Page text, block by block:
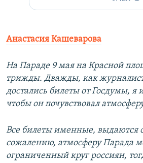
Анастасия Кашеварова
На Параде 9 мая на Красной
трижды. Дважды, как
достались билеты от Госдумы, я
чтобы он почувствовал
Все билеты именные, выдаются
сожалению, атмосферу Парада
ограниченный круг россиян,